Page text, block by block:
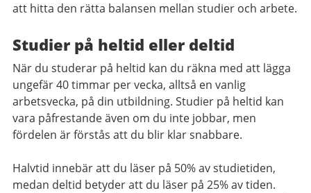
att hitta den rätta balansen mellan studier och arbete.
Studier på heltid eller deltid
När du studerar på heltid kan du räkna med att lägga
ungefär 40 timmar per vecka, alltså en vanlig
arbetsvecka, på din utbildning. Studier på heltid kan
vara påfrestande även om du inte jobbar, men
fördelen är förstås att du blir klar snabbare.
Halvtid innebär att du läser på 50% av studietiden,
medan deltid betyder att du läser på 25% av tiden.